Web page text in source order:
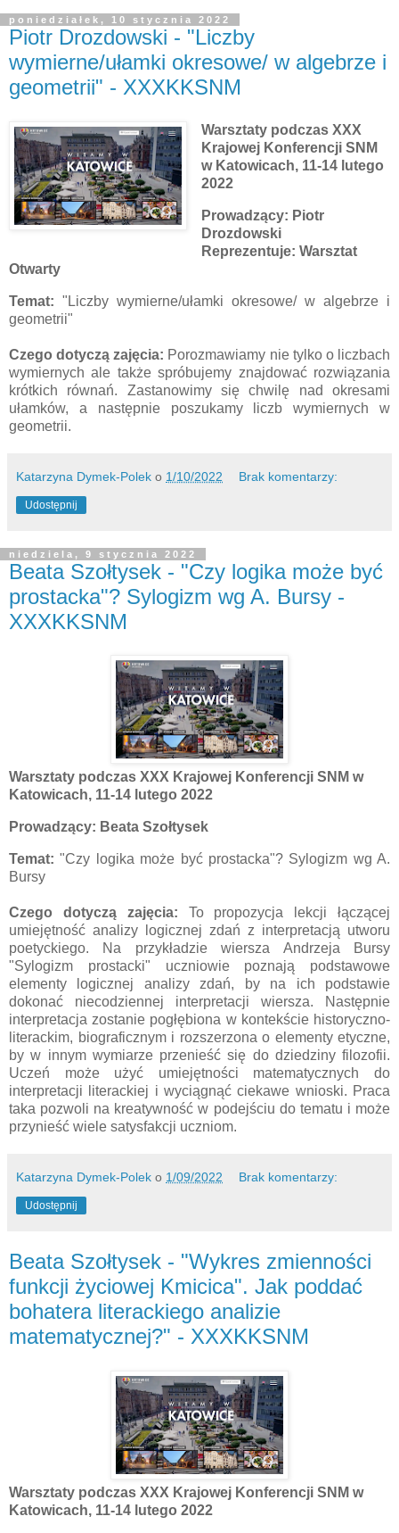
poniedziałek, 10 stycznia 2022
Piotr Drozdowski - "Liczby
wymierne/ułamki okresowe/ w algebrze i
geometrii" - XXXKKSNM
Warsztaty podczas XXX
Krajowej Konferencji SNM
w Katowicach, 11-14 lutego
2022
Prowadzący: Piotr
Drozdowski
Reprezentuje: Warsztat
Otwarty
Temat: "Liczby wymierne/ułamki okresowe/ w algebrze i
geometrii"
Czego dotyczą zajęcia: Porozmawiamy nie tylko o liczbach
wymiernych ale także spróbujemy znajdować rozwiązania
krótkich równań. Zastanowimy się chwilę nad okresami
ułamków, a następnie poszukamy liczb wymiernych w
geometrii.
Katarzyna Dymek-Polek o 1/10/2022 Brak komentarzy:
Udostępnij
niedziela, 9 stycznia 2022
Beata Szołtysek - "Czy logika może być
prostacka"? Sylogizm wg A. Bursy -
XXXKKSNM
Warsztaty podczas XXX Krajowej Konferencji SNM w
Katowicach, 11-14 lutego 2022
Prowadzący: Beata Szołtysek
Temat:"Czy logika może być prostacka"? Sylogizm wg A.
Bursy
Czego dotyczą zajęcia: To propozycja lekcji łączącej
umiejętność analizy logicznej zdań z interpretacją utworu
poetyckiego. Na przykładzie wiersza Andrzeja Bursy
"Sylogizm prostacki" uczniowie poznają podstawowe
elementy logicznej analizy zdań, by na ich podstawie
dokonać niecodziennej interpretacji wiersza. Następnie
interpretacja zostanie pogłębiona w kontekście historyczno-
literackim, biograficznym i rozszerzona o elementy etyczne,
by w innym wymiarze przenieść się do dziedziny filozofii.
Uczeń może użyć umiejętności matematycznych do
interpretacji literackiej i wyciągnąć ciekawe wnioski. Praca
taka pozwoli na kreatywność w podejściu do tematu i może
przynieść wiele satysfakcji uczniom.
Katarzyna Dymek-Polek o 1/09/2022 Brak komentarzy:
Udostępnij
Beata Szołtysek - "Wykres zmienności
funkcji życiowej Kmicica". Jak poddać
bohatera literackiego analizie
matematycznej?" - XXXKKSNM
Warsztaty podczas XXX Krajowej Konferencji SNM w
Katowicach, 11-14 lutego 2022